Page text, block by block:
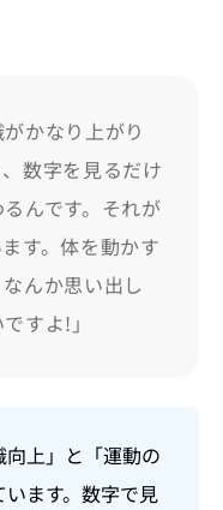
かなり上がり
数字を見るだけ
んです。それが
す。体を動かす
んか思い出し
すよ!」
上」と「運動の
ます。数字で見